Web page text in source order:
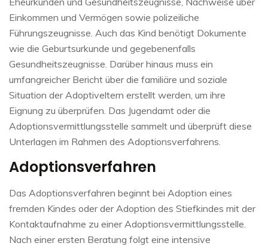
Einkommen und Vermögen sowie polizeiliche
Führungszeugnisse. Auch das Kind benötigt Dokumente
wie die Geburtsurkunde und gegebenenfalls
Gesundheitszeugnisse. Darüber hinaus muss ein
umfangreicher Bericht über die familiäre und soziale
Situation der Adoptiveltern erstellt werden, um ihre
Eignung zu überprüfen. Das Jugendamt oder die
Adoptionsvermittlungsstelle sammelt und überprüft diese
Unterlagen im Rahmen des Adoptionsverfahrens.
Adoptionsverfahren
Das Adoptionsverfahren beginnt bei Adoption eines
fremden Kindes oder der Adoption des Stiefkindes mit der
Kontaktaufnahme zu einer Adoptionsvermittlungsstelle.
Nach einer ersten Beratung folgt eine intensive